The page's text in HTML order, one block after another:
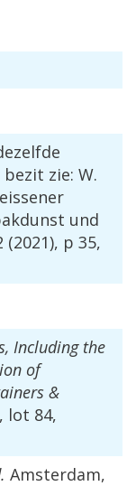
bezit zie: W.
und
(2021), p 35,
, Including the
of
&
, lot 84,
. Amsterdam,